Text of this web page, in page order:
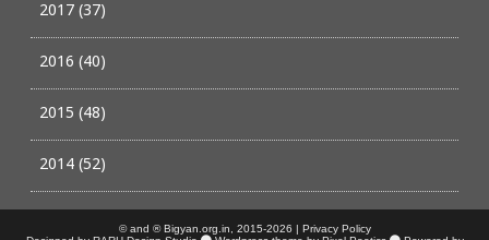
2017 (37)
2016 (40)
2015 (48)
2014 (52)
© and ® Bigyan.org.in, 2015-2026 | Privacy Policy